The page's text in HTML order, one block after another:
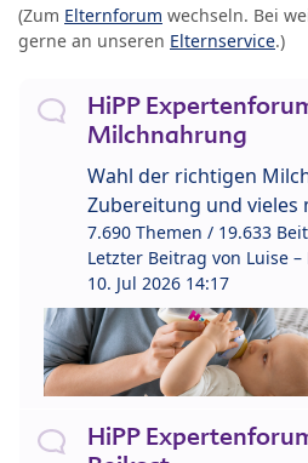
(Zum Elternforum wechseln. Bei
gerne an unseren Elternservice.)
HiPP
Milchnahrung
Wahl der richtigen
Zubereitung und vieles
7.690 Themen / 19.633
Letzter Beitrag von Luise –
10. Jul 2026 14:17
HiPP